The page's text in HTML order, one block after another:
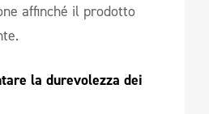
affinché il prodotto
la durevolezza dei